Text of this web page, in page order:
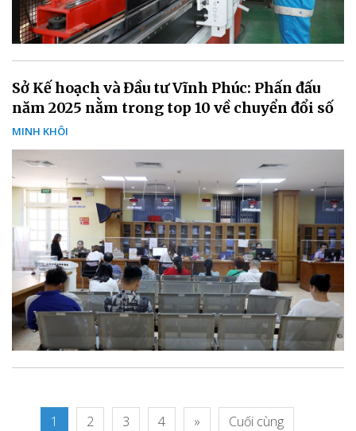
Sở Kế hoạch và Đầu tư Vĩnh Phúc: Phấn đấu
năm 2025 nằm trong top 10 về chuyển đổi số
MINH KHÔI
1 2 3 4 » Cuối cùng